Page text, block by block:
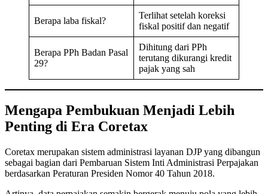
Berapa laba fiskal?
Terlihat setelah koreksi
fiskal positif dan negatif
Berapa PPh Badan Pasal
29?
Dihitung dari PPh
terutang dikurangi kredit
pajak yang sah
Mengapa Pembukuan Menjadi Lebih
Penting di Era Coretax
Coretax merupakan sistem administrasi layanan DJP yang dibangun
sebagai bagian dari Pembaruan Sistem Inti Administrasi Perpajakan
berdasarkan Peraturan Presiden Nomor 40 Tahun 2018.